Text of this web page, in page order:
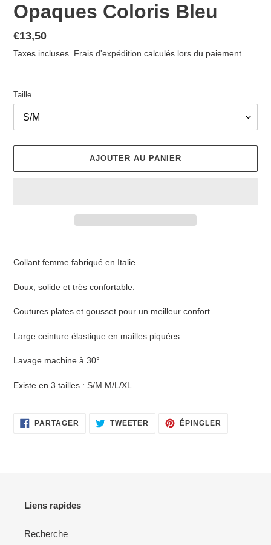
Opaques Coloris Bleu
Prix
normal
€13,50
Taxes incluses. Frais d'expédition calculés lors du paiement.
Taille
AJOUTER AU PANIER
à
panier
Collant femme fabriqué en Italie.
Doux, solide et très confortable.
Coutures plates et gousset pour un meilleur confort.
Large ceinture élastique en mailles piquées.
Lavage machine à 30°.
Existe en 3 tailles : S/M M/L/XL.
PARTAGER PARTAGER
SUR
TWEETER TWEETER
SUR
ÉPINGLER
Liens rapides
Recherche